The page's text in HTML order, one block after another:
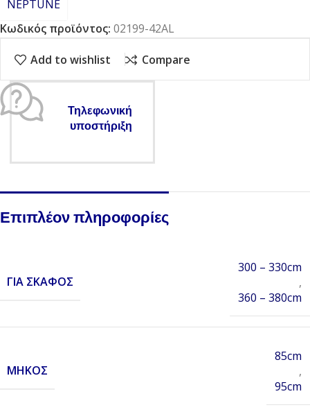
NEPTUNE
Κωδικός προϊόντος: 02199-42AL
Add to wishlist Compare
Τηλεφωνική
υποστήριξη
Επιπλέον πληροφορίες
ΓΙΑ ΣΚΆΦΟΣ
300 – 330cm
,
360 – 380cm
ΜΉΚΟΣ
85cm
,
95cm